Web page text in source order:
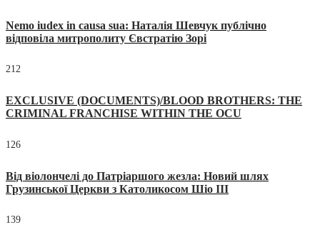
Nemo iudex in causa sua: Наталія Шевчук публічно
відповіла митрополиту Євстратію Зорі
212
EXCLUSIVE (DOCUMENTS)/BLOOD BROTHERS: THE
CRIMINAL FRANCHISE WITHIN THE OCU
126
Від віолончелі до Патріаршого жезла: Новий шлях
Грузинської Церкви з Католикосом Шіо III
139